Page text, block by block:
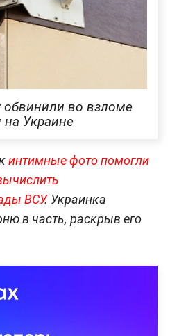
обвинили во взломе
Украине
интимные фото помогли
ВСУ. Украинка
в часть, раскрыв его